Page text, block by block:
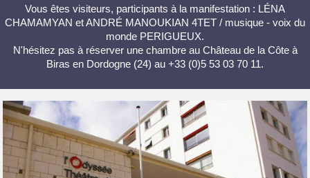
Vous êtes visiteurs, participants à la manifestation : LÉNA
CHAMAMYAN et ANDRÉ MANOUKIAN 4TET / musique - voix du
monde PERIGUEUX.
N'hésitez pas à réserver une chambre au Château de la Côte à
Biras en Dordogne (24) au +33 (0)5 53 03 70 11.